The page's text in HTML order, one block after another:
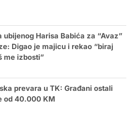
ubijenog Harisa Babića za “Avaz”
Digao je majicu i rekao “biraj
me izbosti”
prevara u TK: Građani ostali
od 40.000 KM